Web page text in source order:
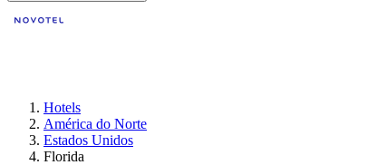
Hotels
América do Norte
Estados Unidos
Florida